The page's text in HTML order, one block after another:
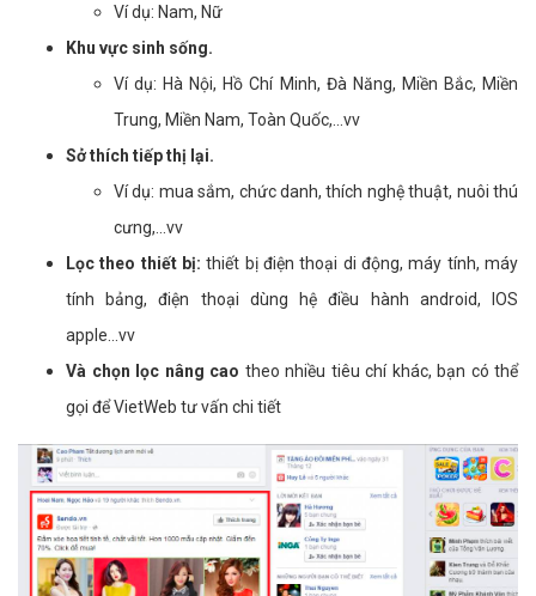
Ví dụ: Nam, Nữ
Khu vực sinh sống.
Ví dụ: Hà Nội, Hồ Chí Minh, Đà Năng, Miền Bắc, Miền
Trung, Miền Nam, Toàn Quốc,...vv
Sở thích tiếp thị lại.
Ví dụ: mua sắm, chức danh, thích nghệ thuật, nuôi thú
cưng,...vv
Lọc theo thiết bị:thiết bị điện thoại di động, máy tính, máy
tính bảng, điện thoại dùng hệ điều hành android, IOS
apple...vv
Và chọn lọc nâng cao theo nhiều tiêu chí khác, bạn có thể
gọi để VietWeb tư vấn chi tiết